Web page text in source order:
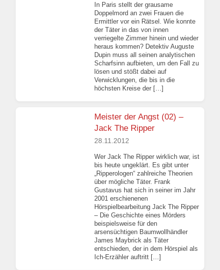
In Paris stellt der grausame
Doppelmord an zwei Frauen die
Ermittler vor ein Rätsel. Wie konnte
der Täter in das von innen
verriegelte Zimmer hinein und wieder
heraus kommen? Detektiv Auguste
Dupin muss all seinen analytischen
Scharfsinn aufbieten, um den Fall zu
lösen und stößt dabei auf
Verwicklungen, die bis in die
höchsten Kreise der […]
Meister der Angst (02) –
Jack The Ripper
28.11.2012
Wer Jack The Ripper wirklich war, ist
bis heute ungeklärt. Es gibt unter
„Ripperologen“ zahlreiche Theorien
über mögliche Täter. Frank
Gustavus hat sich in seiner im Jahr
2001 erschienenen
Hörspielbearbeitung Jack The Ripper
– Die Geschichte eines Mörders
beispielsweise für den
arsensüchtigen Baumwollhändler
James Maybrick als Täter
entschieden, der in dem Hörspiel als
Ich-Erzähler auftritt […]